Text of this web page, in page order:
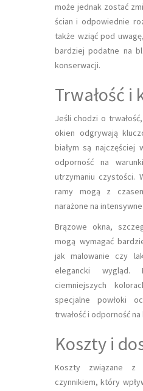
może jednak zostać
ścian i odpowiednie
także wziąć pod
bardziej podatne na
konserwacji.
Trwałość i
Jeśli chodzi o
okien odgrywają
białym są najczęściej
odporność na
utrzymaniu czystości.
ramy mogą z
narażone na
Brązowe okna,
mogą wymagać
jak malowanie czy
elegancki wygląd.
ciemniejszych
specjalne powłoki
trwałość i odporność
Koszty i
Koszty związane z
czynnikiem, który